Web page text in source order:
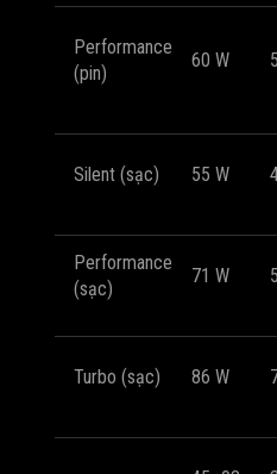
Performance
(pin)
60 W
Silent (sạc) 55 W
Performance
(sạc)
71 W
Turbo (sạc) 86 W